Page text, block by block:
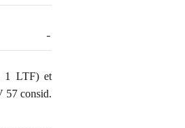
1 LTF) et
57 consid.